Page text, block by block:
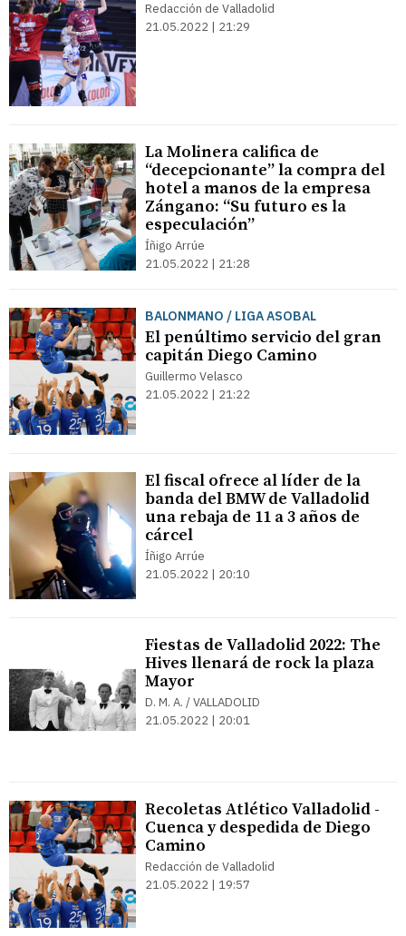
Redacción de Valladolid
21.05.2022 | 21:29
La Molinera califica de
“decepcionante” la compra del
hotel a manos de la empresa
Zángano: “Su futuro es la
especulación”
Íñigo Arrúe
21.05.2022 | 21:28
BALONMANO / LIGA ASOBAL
El penúltimo servicio del gran
capitán Diego Camino
Guillermo Velasco
21.05.2022 | 21:22
El fiscal ofrece al líder de la
banda del BMW de Valladolid
una rebaja de 11 a 3 años de
cárcel
Íñigo Arrúe
21.05.2022 | 20:10
Fiestas de Valladolid 2022: The
Hives llenará de rock la plaza
Mayor
D. M. A. / VALLADOLID
21.05.2022 | 20:01
Recoletas Atlético Valladolid -
Cuenca y despedida de Diego
Camino
Redacción de Valladolid
21.05.2022 | 19:57